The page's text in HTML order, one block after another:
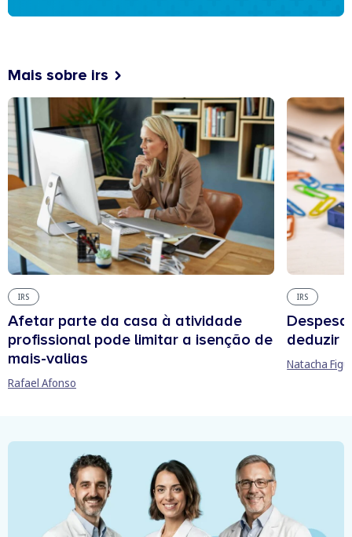
Mais sobre irs
IRS
Afetar parte da casa à atividade
profissional pode limitar a isenção de
mais-valias
Rafael Afonso
IRS
deduzir
Natacha